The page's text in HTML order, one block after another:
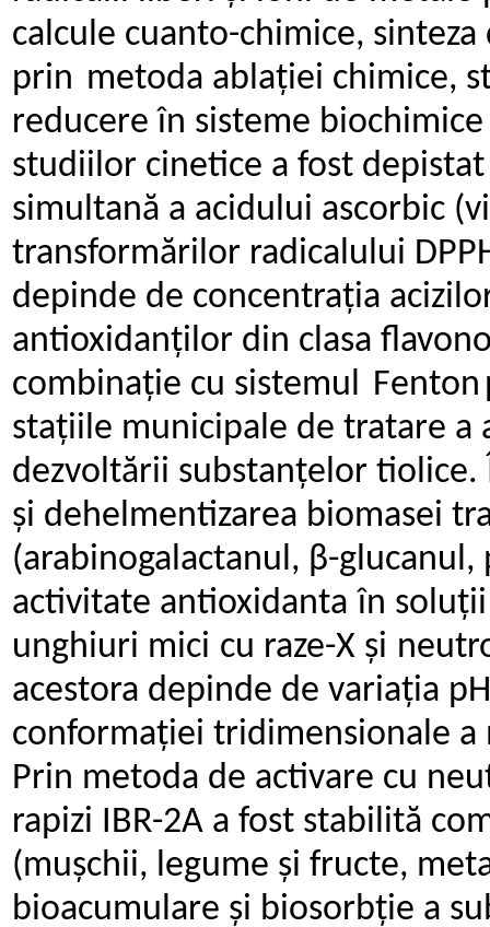
calcule cuanto-chimice, sinteza
prin metoda ablației chimice,
reducere în sisteme biochimice
studiilor cinetice a fost
simultană a acidului ascorbic
transformărilor radicalului
depinde de concentrația
antioxidanților din clasa
combinație cu sistemul Fenton
stațiile municipale de tratare
dezvoltării substanțelor tiolice.
și dehelmentizarea biomasei
(arabinogalactanul, β-
activitate antioxidanta în soluții
unghiuri mici cu raze-X și
acestora depinde de variația
conformației tridimensionale a
Prin metoda de activare cu
rapizi IBR-2A a fost stabilită
(mușchii, legume și fructe,
bioacumulare și biosorbție a